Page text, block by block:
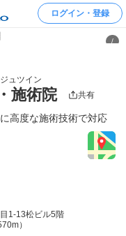
ログイン・登録
/
ュツイン
施術院 共有
高度な施術技術で対応
1-13松ビル5階
）